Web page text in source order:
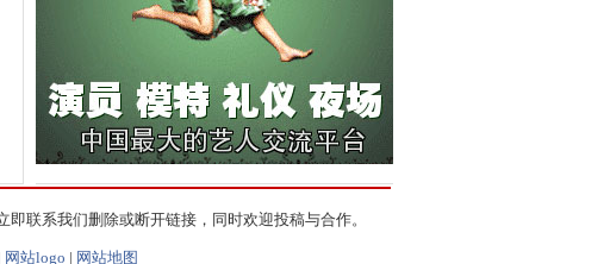
联系我们删除或断开链接，同时欢迎投稿与合作。
网站logo | 网站地图